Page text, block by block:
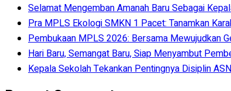
Selamat Mengemban Amanah Baru Sebagai
Pra MPLS Ekologi SMKN 1 Pacet: Tanamkan
Pembukaan MPLS 2026: Bersama Mewujudkan
Hari Baru, Semangat Baru, Siap Menyambut
Kepala Sekolah Tekankan Pentingnya Disiplin